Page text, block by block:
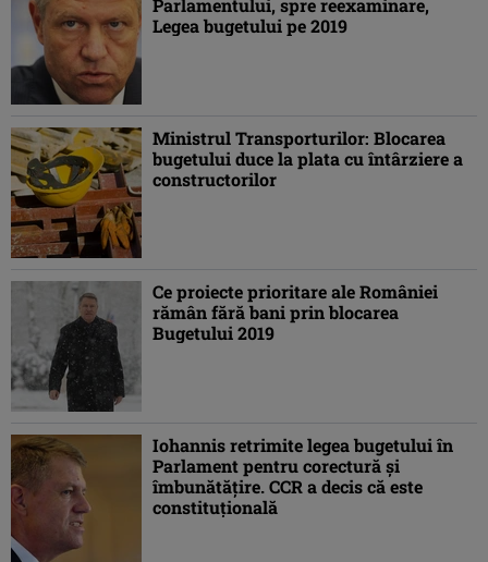
Parlamentului, spre reexaminare,
Legea bugetului pe 2019
Ministrul Transporturilor: Blocarea
bugetului duce la plata cu întârziere a
constructorilor
Ce proiecte prioritare ale României
rămân fără bani prin blocarea
Bugetului 2019
Iohannis retrimite legea bugetului în
Parlament pentru corectură şi
îmbunătăţire. CCR a decis că este
constituţională